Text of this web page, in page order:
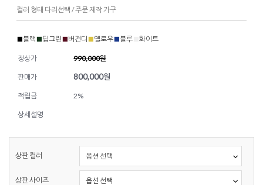
컬러 형태 다리선택 / 주문 제작 가구
■블랙■딥그린■버건디 ■옐로우■블루 화이트
정상가 990,000원
판매가 800,000원
적립금 2%
상세설명
상판 컬러
상판 사이즈